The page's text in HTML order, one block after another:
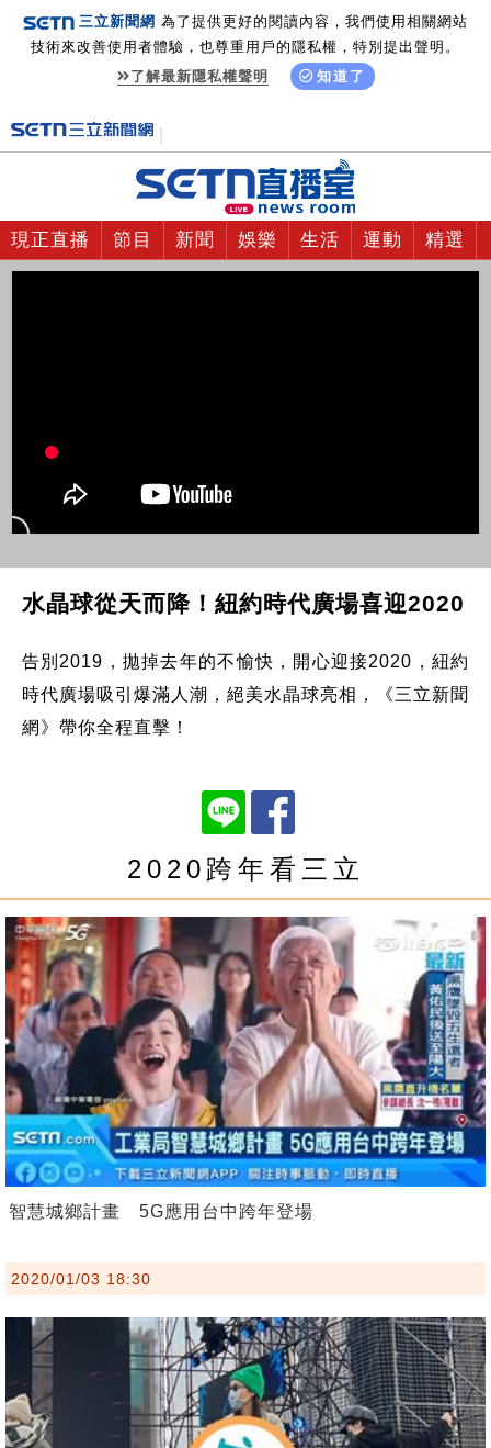
三立新聞網 為了提供更好的閱讀內容，我們使用相關網站
技術來改善使用者體驗，也尊重用戶的隱私權，特別提出聲明。
了解最新隱私權聲明
知道了
現正直播 節目 新聞 娛樂 生活 運動 精選
水晶球從天而降！紐約時代廣場喜迎2020
告別2019，拋掉去年的不愉快，開心迎接2020，紐約
時代廣場吸引爆滿人潮，絕美水晶球亮相，《三立新聞
網》帶你全程直擊！
2020跨年看三立
智慧城鄉計畫 5G應用台中跨年登場
2020/01/03 18:30